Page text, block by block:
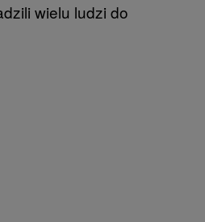
wielu ludzi do